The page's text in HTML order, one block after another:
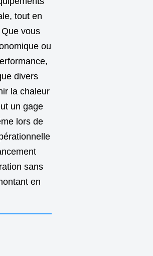
tout en
vous
ou
divers
la chaleur
un gage
lors de
sans
en